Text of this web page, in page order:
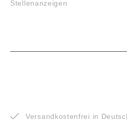
Stellenanzeigen
Versandkostenfrei in